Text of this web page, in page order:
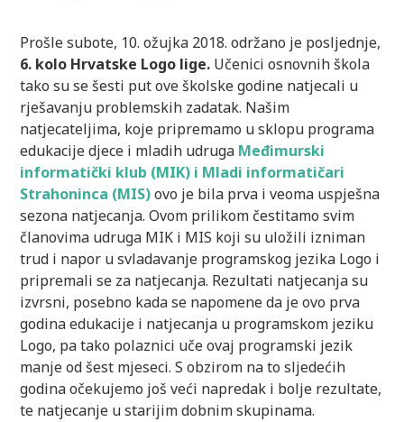
Prošle subote, 10. ožujka 2018. održano je posljednje,
6. kolo Hrvatske Logo lige. Učenici osnovnih škola
tako su se šesti put ove školske godine natjecali u
rješavanju problemskih zadatak. Našim
natjecateljima, koje pripremamo u sklopu programa
edukacije djece i mladih udruga Međimurski
informatički klub (MIK) i Mladi informatičari
Strahoninca (MIS)ovo je bila prva i veoma uspješna
sezona natjecanja. Ovom prilikom čestitamo svim
članovima udruga MIK i MIS koji su uložili izniman
trud i napor u svladavanje programskog jezika Logo i
pripremali se za natjecanja. Rezultati natjecanja su
izvrsni, posebno kada se napomene da je ovo prva
godina edukacije i natjecanja u programskom jeziku
Logo, pa tako polaznici uče ovaj programski jezik
manje od šest mjeseci. S obzirom na to sljedećih
godina očekujemo još veći napredak i bolje rezultate,
te natjecanje u starijim dobnim skupinama.